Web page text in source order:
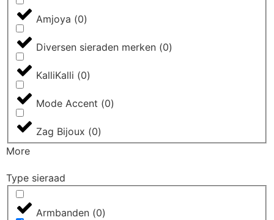
Amjoya (0)
Diversen sieraden merken (0)
KalliKalli (0)
Mode Accent (0)
Zag Bijoux (0)
More
Type sieraad
Armbanden (0)